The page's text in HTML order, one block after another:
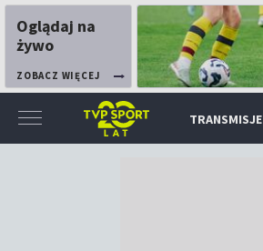
Oglądaj na
żywo
ZOBACZ WIĘCEJ
TRANSMISJE